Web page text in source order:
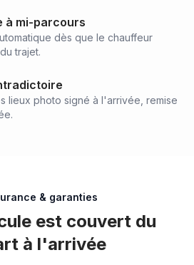
à mi-parcours
dès que le chauffeur
trajet.
lieux photo signé à l'arrivée, remise
& garanties
est couvert du
à l'arrivée